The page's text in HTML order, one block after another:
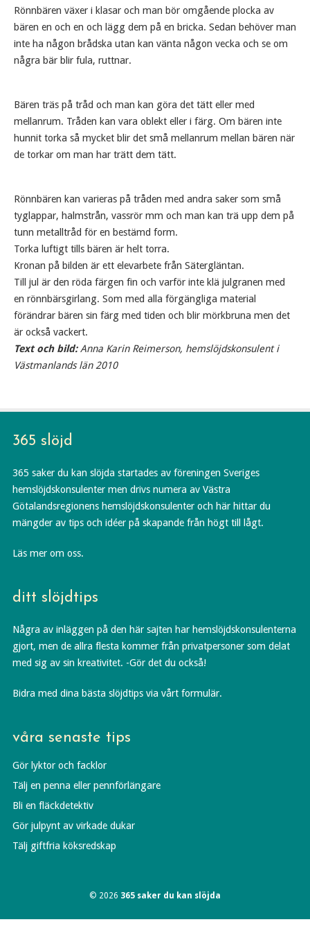
Rönnbären växer i klasar och man bör omgående plocka av
bären en och en och lägg dem på en bricka. Sedan behöver man
inte ha någon brådska utan kan vänta någon vecka och se om
några bär blir fula, ruttnar.
Bären träs på tråd och man kan göra det tätt eller med
mellanrum. Tråden kan vara oblekt eller i färg. Om bären inte
hunnit torka så mycket blir det små mellanrum mellan bären när
de torkar om man har trätt dem tätt.
Rönnbären kan varieras på tråden med andra saker som små
tyglappar, halmstrån, vassrör mm och man kan trä upp dem på
tunn metalltråd för en bestämd form.
Torka luftigt tills bären är helt torra.
Kronan på bilden är ett elevarbete från Sätergläntan.
Till jul är den röda färgen fin och varför inte klä julgranen med
en rönnbärsgirlang. Som med alla förgängliga material
förändrar bären sin färg med tiden och blir mörkbruna men det
är också vackert.
Text och bild:Anna Karin Reimerson, hemslöjdskonsulent i
Västmanlands län 2010
365 slöjd
365 saker du kan slöjda startades av föreningen Sveriges
hemslöjdskonsulenter men drivs numera av Västra
Götalandsregionens hemslöjdskonsulenter och här hittar du
mängder av tips och idéer på skapande från högt till lågt.
Läs mer om oss.
ditt slöjdtips
Några av inläggen på den här sajten har hemslöjdskonsulenterna
gjort, men de allra flesta kommer från privatpersoner som delat
med sig av sin kreativitet. -Gör det du också!
Bidra med dina bästa slöjdtips via vårt formulär.
våra senaste tips
Gör lyktor och facklor
Tälj en penna eller pennförlängare
Bli en fläckdetektiv
Gör julpynt av virkade dukar
Tälj giftfria köksredskap
© 2026 365 saker du kan slöjda